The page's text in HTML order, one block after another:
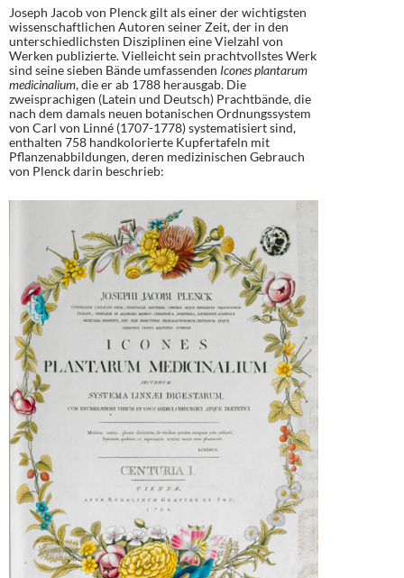
Joseph Jacob von Plenck gilt als einer der wichtigsten
wissenschaftlichen Autoren seiner Zeit, der in den
unterschiedlichsten Disziplinen eine Vielzahl von
Werken publizierte. Vielleicht sein prachtvollstes Werk
sind seine sieben Bände umfassenden Icones plantarum
medicinalium, die er ab 1788 herausgab. Die
zweisprachigen (Latein und Deutsch) Prachtbände, die
nach dem damals neuen botanischen Ordnungssystem
von Carl von Linné (1707-1778) systematisiert sind,
enthalten 758 handkolorierte Kupfertafeln mit
Pflanzenabbildungen, deren medizinischen Gebrauch
von Plenck darin beschrieb: